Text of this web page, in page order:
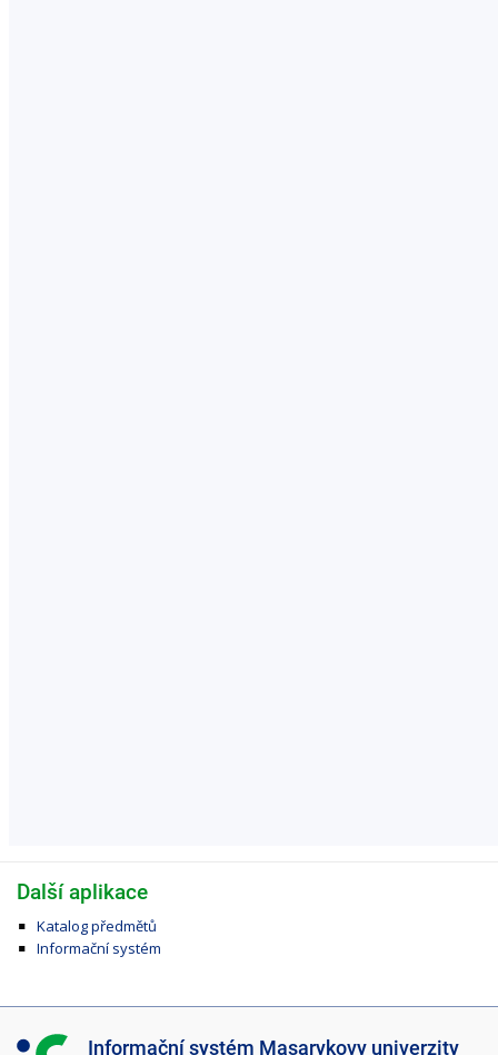
Další aplikace
Katalog předmětů
Informační systém
I Informační systém Masarykovy univerzity